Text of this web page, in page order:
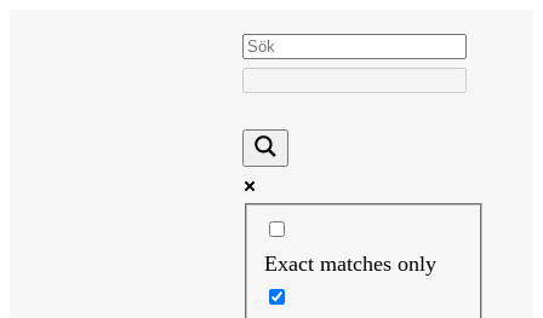
Exact matches only